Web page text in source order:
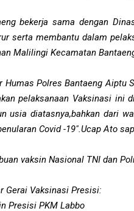
bekerja sama dengan
serta membantu dalam
Malilingi Kecamatan
Humas Polres Bantaeng Aiptu
pelaksanaan Vaksinasi ini
usia diatasnya,bahkan dari
Covid -19".Ucap Ato
vaksin Nasional TNI dan
Gerai Vaksinasi Presisi:
Presisi PKM Labbo